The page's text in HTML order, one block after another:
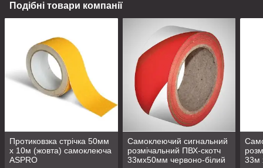
Подібні товари компанії
Протиковзка стрічка 50мм
х 10м (жовта) самоклеюча
ASPRO
Самоклеючий сигнальний
розмічальний ПВХ-скотч
33мх50мм червоно-білий
33м